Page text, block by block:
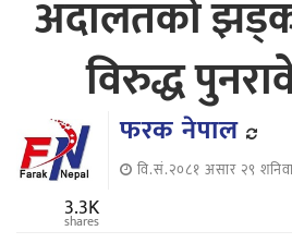
अदालतको
विरुद्ध
फरक नेपाल
वि.सं.२०८१ असार २९
3.3K
shares